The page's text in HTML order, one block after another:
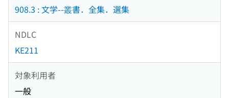
908.3 : 文学--叢書．全集．選集
NDLC
KE211
対象利用者
一般